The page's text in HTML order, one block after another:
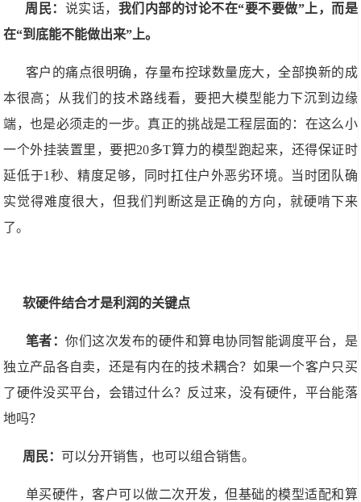
周民： 说实话， 我们内部的讨论不在“要不要做”上，而是
在“到底能不能做出来”上。
客户的痛点很明确，存量布控球数量庞大，全部换新的成
本很高；从我们的技术路线看，要把大模型能力下沉到边缘
端，也是必须走的一步。真正的挑战是工程层面的：在这么小
一个外挂装置里，要把20多T算力的模型跑起来，还得保证时
延低于1秒、精度足够，同时扛住户外恶劣环境。当时团队确
实觉得难度很大，但我们判断这是正确的方向，就硬啃下来
了。
软硬件结合才是利润的关键点
笔者：你们这次发布的硬件和算电协同智能调度平台，是
独立产品各自卖，还是有内在的技术耦合？如果一个客户只买
了硬件没买平台，会错过什么？反过来，没有硬件，平台能落
地吗？
周民： 可以分开销售，也可以组合销售。
单买硬件，客户可以做二次开发，但基础的模型适配和算